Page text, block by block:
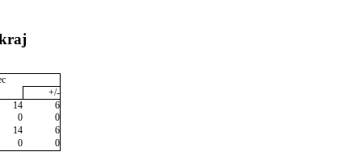
+/-
14
6
0
0
14
6
0
0